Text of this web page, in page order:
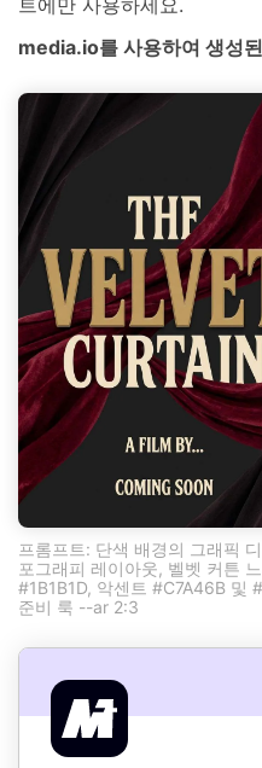
media.io를 사용하여 생성
프롬프트: 단색 배경의 그래픽
포그래피 레이아웃, 벨벳 커튼
#1B1B1D, 악센트 #C7A46B 및
준비 룩 --ar 2:3